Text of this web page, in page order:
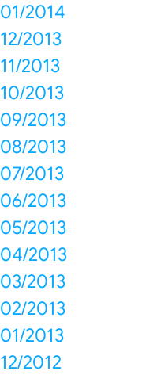
01/2014
12/2013
11/2013
10/2013
09/2013
08/2013
07/2013
06/2013
05/2013
04/2013
03/2013
02/2013
01/2013
12/2012